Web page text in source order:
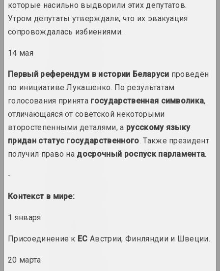
1960-е годы
вынікі дзесяцігоддзя
вынікі года
1962 год
вынікі года
1963 год
вынікі года
которые насильно выдворили этих депутатов.
Утром депутаты утверждали, что их эвакуация
сопровождалась избиениями.
14 мая
Первый референдум в истории Беларуси проведён
по инициативе Лукашенко. По результатам
голосования принята государственная символика,
отличающаяся от советской некоторыми
второстепенными деталями, а русскому языку
придан статус государственного. Также президент
получил право на досрочный роспуск парламента.
-
Контекст в мире:
1 января
Присоединение к ЕС Австрии, Финляндии и Швеции.
20 марта